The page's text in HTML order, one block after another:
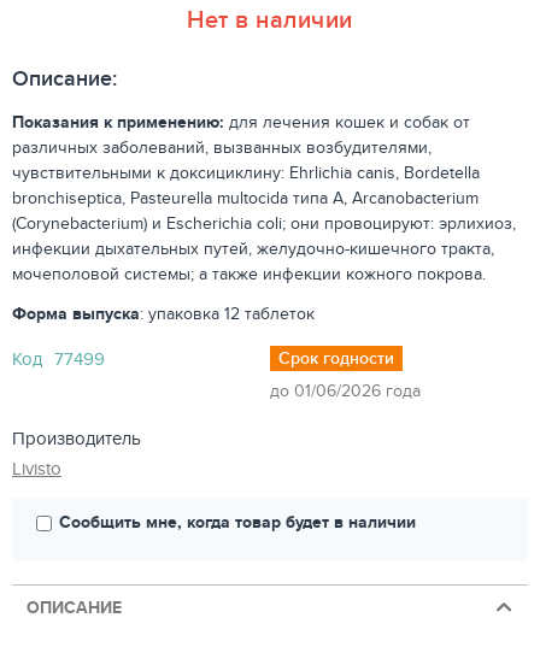
Нет в наличии
Описание:
Показания к применению: для лечения кошек и собак от
различных заболеваний, вызванных возбудителями,
чувствительными к доксициклину: Ehrlichia canis, Bordetella
bronchiseptica, Pasteurella multocida типа A, Arcanobacterium
(Corynebacterium) и Escherichia coli; они провоцируют: эрлихиоз,
инфекции дыхательных путей, желудочно-кишечного тракта,
мочеполовой системы; а также инфекции кожного покрова.
Форма выпуска: упаковка 12 таблеток
Код 77499
Срок годности
до 01/06/2026 года
Производитель
Livisto
Сообщить мне, когда товар будет в наличии
ОПИСАНИЕ